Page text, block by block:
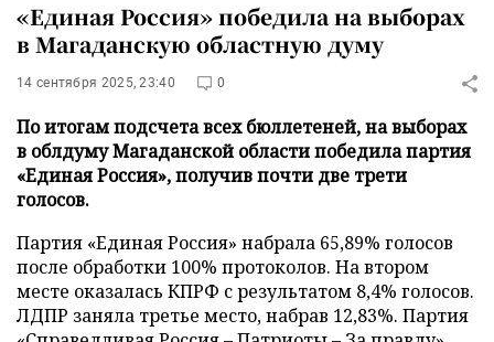
«Единая Россия» победила на выборах
в Магаданскую областную думу
14 сентября 2025, 23:40 0
По итогам подсчета всех бюллетеней, на выборах
в облдуму Магаданской области победила партия
«Единая Россия», получив почти две трети
голосов.
Партия «Единая Россия» набрала 65,89% голосов
после обработки 100% протоколов. На втором
месте оказалась КПРФ с результатом 8,4% голосов.
ЛДПР заняла третье место, набрав 12,83%. Партия